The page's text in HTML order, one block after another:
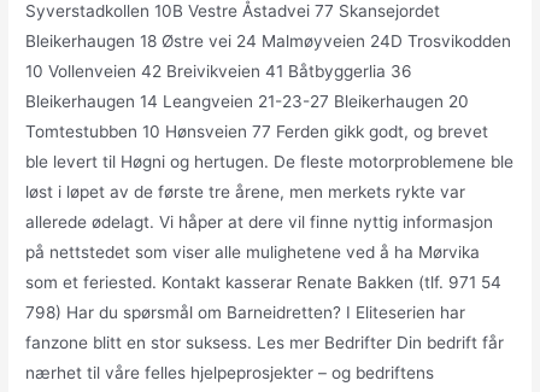
Syverstadkollen 10B Vestre Åstadvei 77 Skansejordet
Bleikerhaugen 18 Østre vei 24 Malmøyveien 24D Trosvikodden
10 Vollenveien 42 Breivikveien 41 Båtbyggerlia 36
Bleikerhaugen 14 Leangveien 21-23-27 Bleikerhaugen 20
Tomtestubben 10 Hønsveien 77 Ferden gikk godt, og brevet
ble levert til Høgni og hertugen. De fleste motorproblemene ble
løst i løpet av de første tre årene, men merkets rykte var
allerede ødelagt. Vi håper at dere vil finne nyttig informasjon
på nettstedet som viser alle mulighetene ved å ha Mørvika
som et feriested. Kontakt kasserar Renate Bakken (tlf. 971 54
798) Har du spørsmål om Barneidretten? I Eliteserien har
fanzone blitt en stor suksess. Les mer Bedrifter Din bedrift får
nærhet til våre felles hjelpeprosjekter – og bedriftens